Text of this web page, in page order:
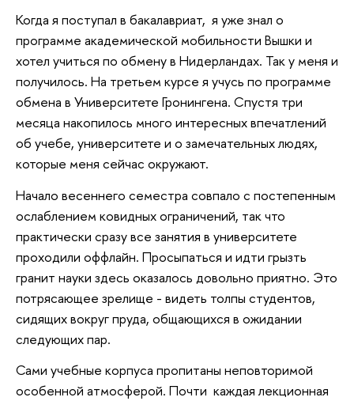
Когда я поступал в бакалавриат, я уже знал о
программе академической мобильности Вышки и
хотел учиться по обмену в Нидерландах. Так у меня и
получилось. На третьем курсе я учусь по программе
обмена в Университете Гронингена. Спустя три
месяца накопилось много интересных впечатлений
об учебе, университете и о замечательных людях,
которые меня сейчас окружают.
Начало весеннего семестра совпало с постепенным
ослаблением ковидных ограничений, так что
практически сразу все занятия в университете
проходили оффлайн. Просыпаться и идти грызть
гранит науки здесь оказалось довольно приятно. Это
потрясающее зрелище - видеть толпы студентов,
сидящих вокруг пруда, общающихся в ожидании
следующих пар.
Сами учебные корпуса пропитаны неповторимой
особенной атмосферой. Почти каждая лекционная